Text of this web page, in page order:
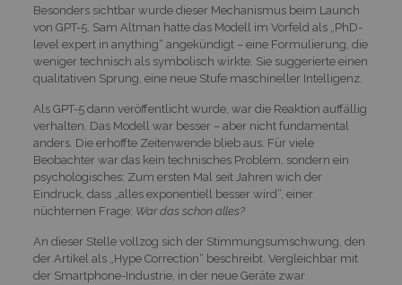
Besonders sichtbar wurde dieser Mechanismus beim Launch
von GPT-5. Sam Altman hatte das Modell im Vorfeld als „PhD-
level expert in anything“ angekündigt – eine Formulierung, die
weniger technisch als symbolisch wirkte. Sie suggerierte einen
qualitativen Sprung, eine neue Stufe maschineller Intelligenz.
Als GPT-5 dann veröffentlicht wurde, war die Reaktion auffällig
verhalten. Das Modell war besser – aber nicht fundamental
anders. Die erhoffte Zeitenwende blieb aus. Für viele
Beobachter war das kein technisches Problem, sondern ein
psychologisches: Zum ersten Mal seit Jahren wich der
Eindruck, dass „alles exponentiell besser wird“, einer
nüchternen Frage: War das schon alles?
An dieser Stelle vollzog sich der Stimmungsumschwung, den
der Artikel als „Hype Correction“ beschreibt. Vergleichbar mit
der Smartphone-Industrie, in der neue Geräte zwar